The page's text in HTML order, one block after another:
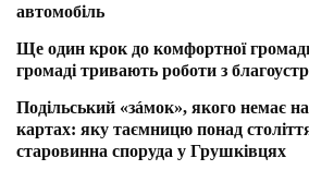
автомобіль
Ще один крок до комфортної
громаді тривають роботи з
Подільський «зáмок», якого немає
картах: яку таємницю понад століття
старовинна споруда у Грушківцях